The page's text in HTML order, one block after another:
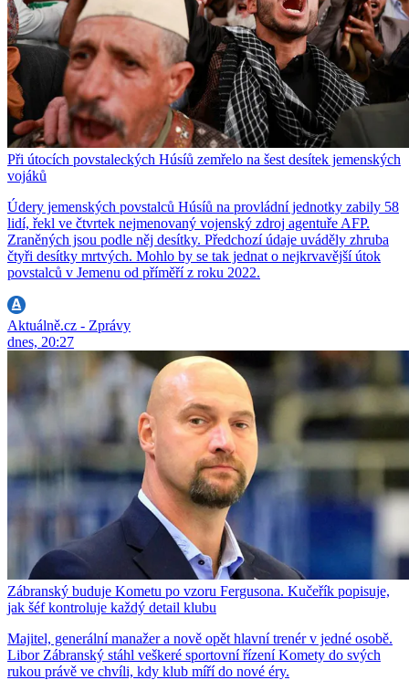
Při útocích povstaleckých Húsíů zemřelo na šest desítek jemenských
vojáků
Údery jemenských povstalců Húsíů na provládní jednotky zabily 58
lidí, řekl ve čtvrtek nejmenovaný vojenský zdroj agentuře AFP.
Zraněných jsou podle něj desítky. Předchozí údaje uváděly zhruba
čtyři desítky mrtvých. Mohlo by se tak jednat o nejkrvavější útok
povstalců v Jemenu od příměří z roku 2022.
Aktuálně.cz - Zprávy
dnes, 20:27
Zábranský buduje Kometu po vzoru Fergusona. Kučeřík popisuje,
jak šéf kontroluje každý detail klubu
Majitel, generální manažer a nově opět hlavní trenér v jedné osobě.
Libor Zábranský stáhl veškeré sportovní řízení Komety do svých
rukou právě ve chvíli, kdy klub míří do nové éry.